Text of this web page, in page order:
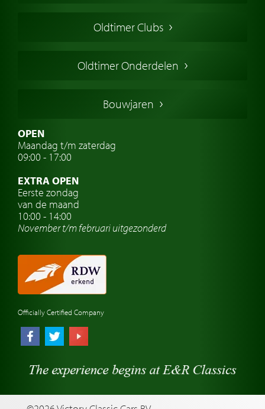
Amerikaanse oldtimers
Franse oldtimers
Zweedse oldtimers
Oldtimer verzekering
Oldtimer reizen
Oldtimerwerkplaats
Automerk horloges
Classic cars Nederland
Oldtimer Clubs
Oldtimer Onderdelen
Bouwjaren
OPEN
Maandag t/m zaterdag
09:00 - 17:00
EXTRA OPEN
Eerste zondag
van de maand
10:00 - 14:00
November t/m februariuitgezonderd
Officially Certified Company